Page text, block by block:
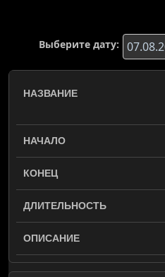
Выберите дату: